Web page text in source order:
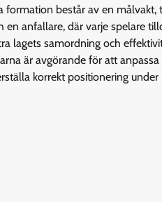
formation består av en målvakt,
en anfallare, där varje spelare
lagets samordning och
är avgörande för att anpassa
korrekt positionering under